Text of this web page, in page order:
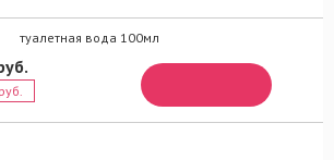
Dynamic Pulse вы никогда не будете
чувствовать себя обессиленным. Аромат
черпать энергию из своих парфюмерных
недр, наполненных нотками манго, яблока,
винограда, сандала и мандарина.
туалетная вода 100мл